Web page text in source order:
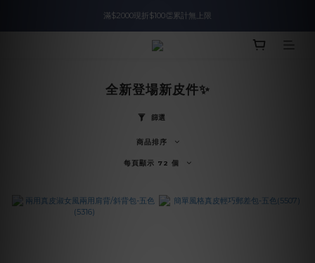
入會即領$888購物金🙌
滿$2000現折$100👏累計無上限
入會即領$888購物金🙌
全新登場新皮件✨
篩選
商品排序
每頁顯示 72 個